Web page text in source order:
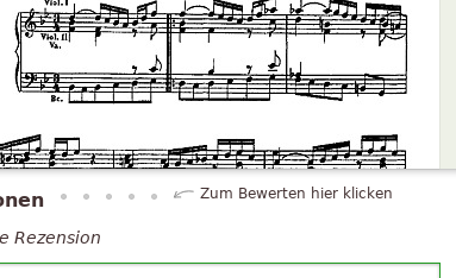
Zum Bewerten hier klicken
Rezension